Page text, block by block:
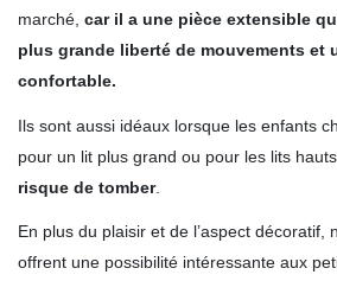
marché, car il a une pièce extensible
plus grande liberté de mouvements et
confortable.
Ils sont aussi idéaux lorsque les enfants
pour un lit plus grand ou pour les lits
risque de tomber.
En plus du plaisir et de l’aspect décoratif,
offrent une possibilité intéressante aux